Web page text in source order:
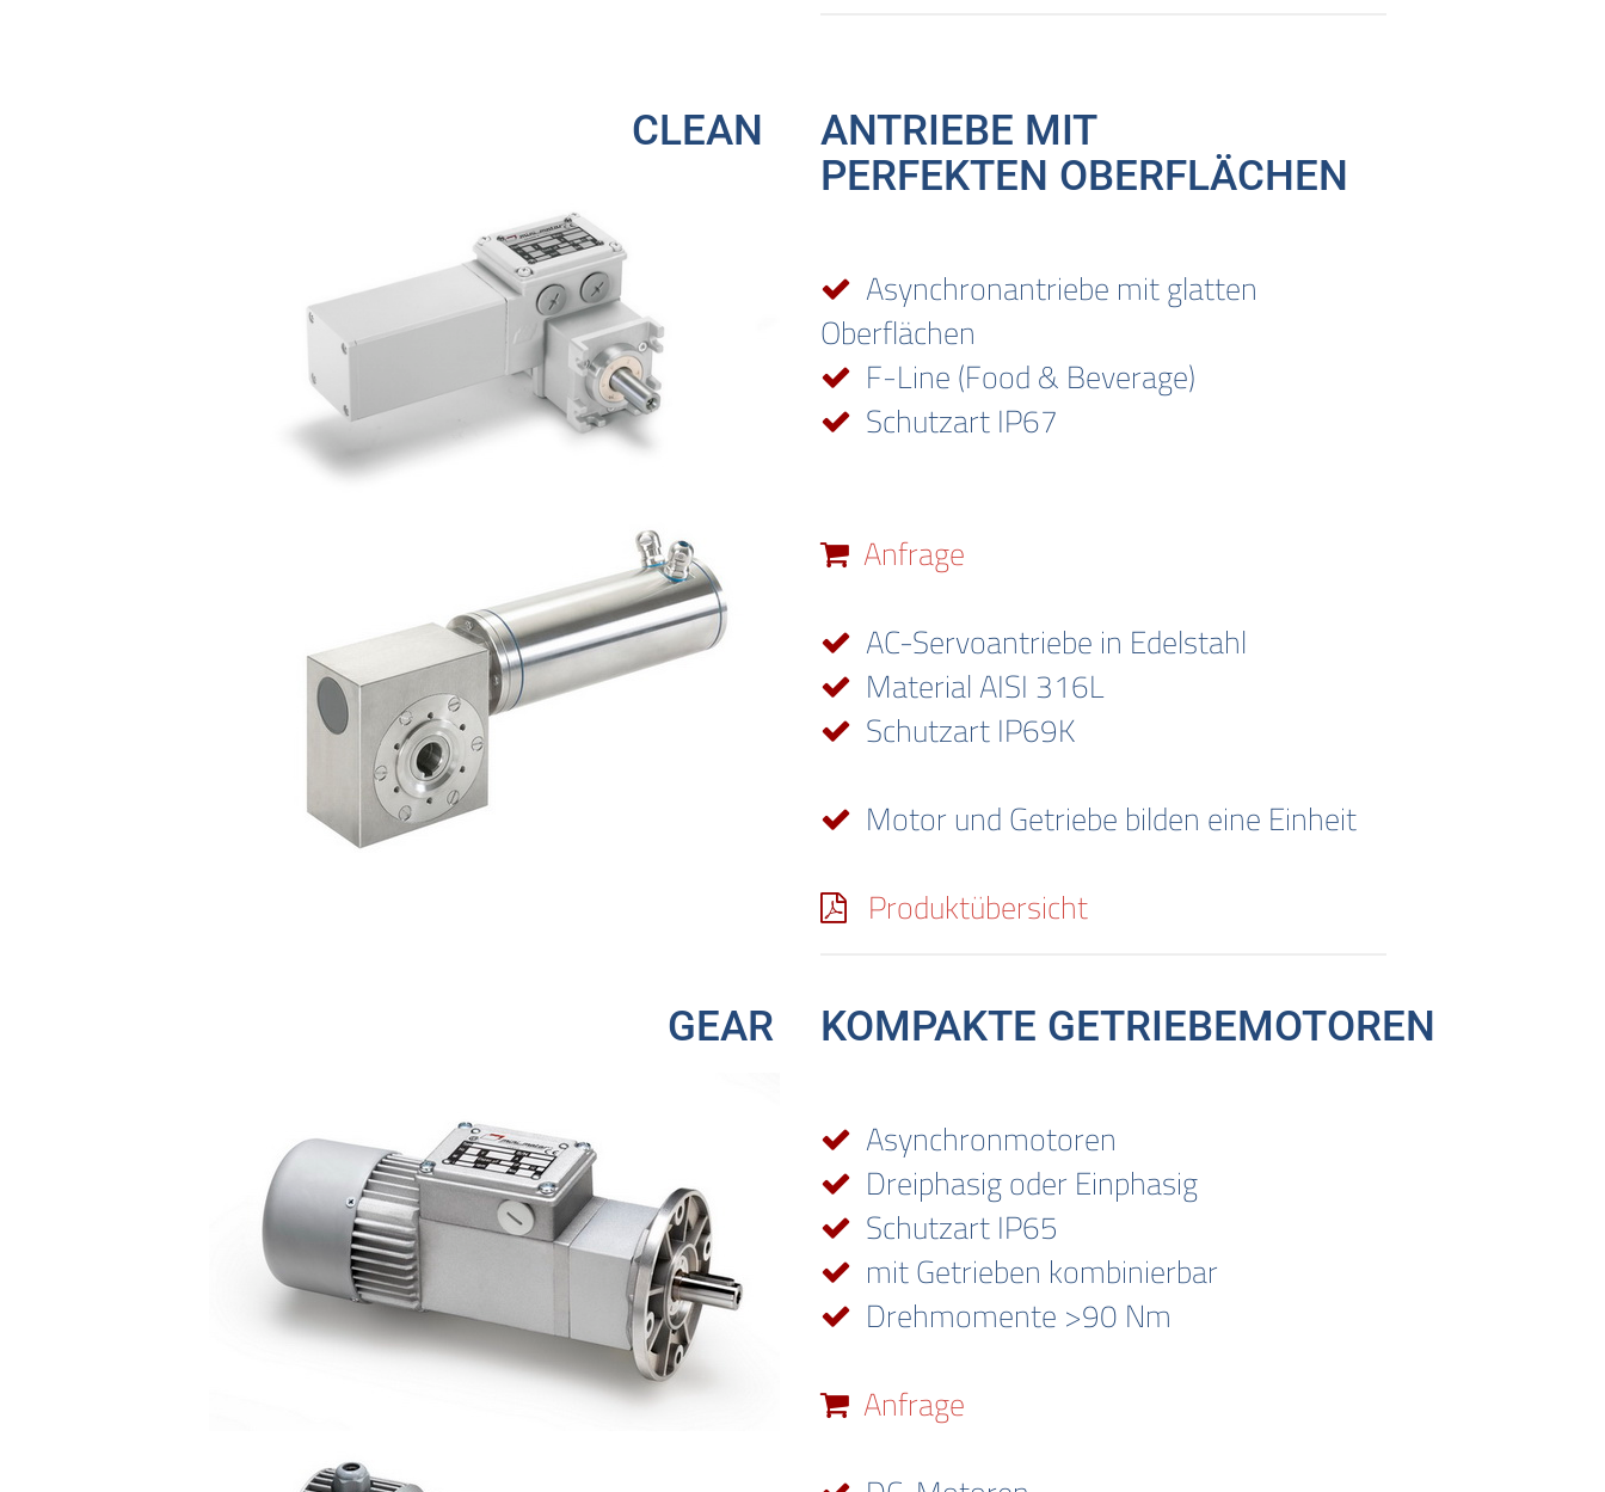
CLEAN
ANTRIEBE MIT
PERFEKTEN OBERFLÄCHEN
Asynchronantriebe mit glatten
Oberflächen
F-Line (Food & Beverage)
Schutzart IP67
Anfrage
AC-Servoantriebe in Edelstahl
Material AISI 316L
Schutzart IP69K
Motor und Getriebe bilden eine Einheit
Produktübersicht
GEAR KOMPAKTE GETRIEBEMOTOREN
Asynchronmotoren
Dreiphasig oder Einphasig
Schutzart IP65
mit Getrieben kombinierbar
Drehmomente >90 Nm
Anfrage